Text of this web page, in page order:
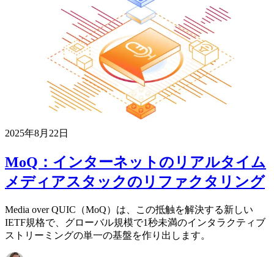
2025年8月22日
MoQ：インターネットのリアルタイム
メディアスタックのリファクタリング
Media over QUIC（MoQ）は、この抵触を解決する新しい
IETF規格で、グローバル規模で1秒未満のインタラクティブ
ストリーミングの単一の基盤を作り出します。